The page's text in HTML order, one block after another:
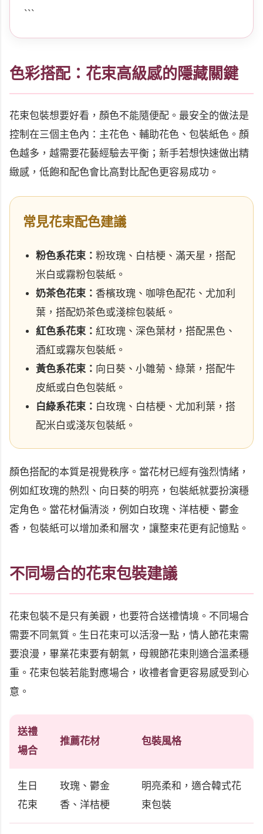
```
色彩搭配：花束高級感的隱藏關鍵
花束包裝想要好看，顏色不能隨便配。最安全的做法是
控制在三個主色內：主花色、輔助花色、包裝紙色。顏
色越多，越需要花藝經驗去平衡；新手若想快速做出精
緻感，低飽和配色會比高對比配色更容易成功。
常見花束配色建議
粉色系花束： 粉玫瑰、白桔梗、滿天星，搭配
米白或霧粉包裝紙。
奶茶色花束： 香檳玫瑰、咖啡色配花、尤加利
葉，搭配奶茶色或淺棕包裝紙。
紅色系花束： 紅玫瑰、深色葉材，搭配黑色、
酒紅或霧灰包裝紙。
黃色系花束： 向日葵、小雛菊、綠葉，搭配牛
皮紙或白色包裝紙。
白綠系花束： 白玫瑰、白桔梗、尤加利葉，搭
配米白或淺灰包裝紙。
顏色搭配的本質是視覺秩序。當花材已經有強烈情緒，
例如紅玫瑰的熱烈、向日葵的明亮，包裝紙就要扮演穩
定角色。當花材偏清淡，例如白玫瑰、洋桔梗、鬱金
香，包裝紙可以增加柔和層次，讓整束花更有記憶點。
不同場合的花束包裝建議
花束包裝不是只有美觀，也要符合送禮情境。不同場合
需要不同氣質。生日花束可以活潑一點，情人節花束需
要浪漫，畢業花束要有朝氣，母親節花束則適合溫柔穩
重。花束包裝若能對應場合，收禮者會更容易感受到心
意。
送禮
場合
推薦花材 包裝風格
生日
花束
玫瑰、鬱金
香、洋桔梗
明亮柔和，適合韓式花
束包裝